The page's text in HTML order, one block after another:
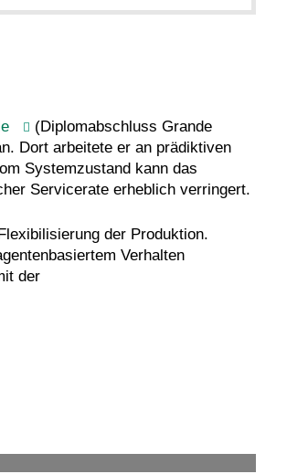
(Diplomabschluss Grande
Dort arbeitete er an prädiktiven
Systemzustand kann das
Servicerate erheblich verringert.
der Produktion.
Verhalten
der